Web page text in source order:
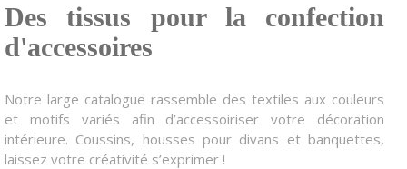
Des tissus pour la confection
d'accessoires
Notre large catalogue rassemble des textiles aux couleurs
et motifs variés afin d’accessoiriser votre décoration
intérieure. Coussins, housses pour divans et banquettes,
laissez votre créativité s’exprimer !